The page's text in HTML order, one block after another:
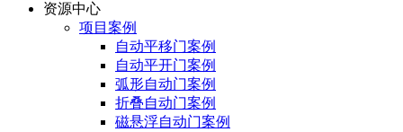
资源中心
项目案例
自动平移门案例
自动平开门案例
弧形自动门案例
折叠自动门案例
磁悬浮自动门案例